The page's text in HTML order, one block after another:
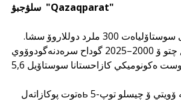
سلۋجبۋ "Qazaqparat"
وتمەچاەتسيا, چتو ۆ 2000–2025 گوداح سرەدنەگودوۆوي